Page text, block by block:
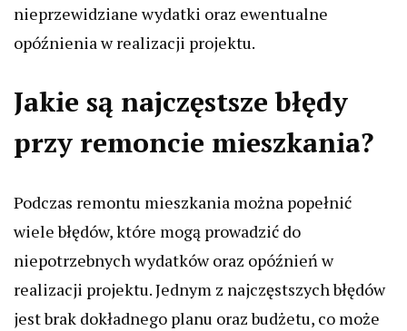
nieprzewidziane wydatki oraz ewentualne
opóźnienia w realizacji projektu.
Jakie są najczęstsze błędy
przy remoncie mieszkania?
Podczas remontu mieszkania można popełnić
wiele błędów, które mogą prowadzić do
niepotrzebnych wydatków oraz opóźnień w
realizacji projektu. Jednym z najczęstszych błędów
jest brak dokładnego planu oraz budżetu, co może